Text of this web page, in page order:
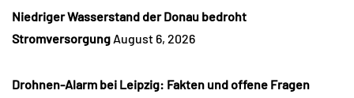
Niedriger Wasserstand der Donau bedroht
Stromversorgung August 6, 2026
Drohnen-Alarm bei Leipzig: Fakten und offene Fragen